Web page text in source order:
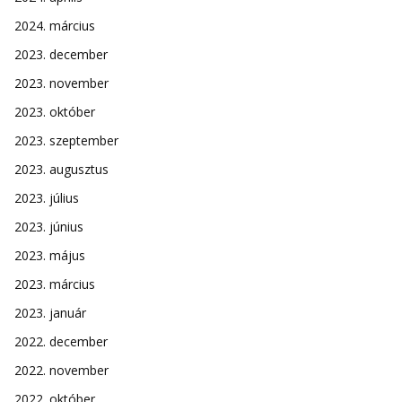
2024. március
2023. december
2023. november
2023. október
2023. szeptember
2023. augusztus
2023. július
2023. június
2023. május
2023. március
2023. január
2022. december
2022. november